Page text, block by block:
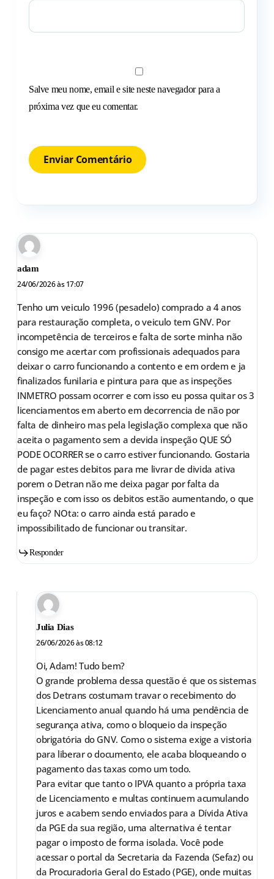
adam
24/06/2026 às 17:07
Tenho um veiculo 1996 (pesadelo) comprado a 4 anos
para restauração completa, o veiculo tem GNV. Por
incompetência de terceiros e falta de sorte minha não
consigo me acertar com profissionais adequados para
deixar o carro funcionando a contento e em ordem e ja
finalizados funilaria e pintura para que as inspeções
INMETRO possam ocorrer e com isso eu possa quitar os 3
licenciamentos em aberto em decorrencia de não por
falta de dinheiro mas pela legislação complexa que não
aceita o pagamento sem a devida inspeção QUE SÓ
PODE OCORRER se o carro estiver funcionando. Gostaria
de pagar estes debitos para me livrar de divida ativa
porem o Detran não me deixa pagar por falta da
inspeção e com isso os debitos estão aumentando, o que
eu faço? NOta: o carro ainda está parado e
impossibilitado de funcionar ou transitar.
Responder
Julia Dias
26/06/2026 às 08:12
Oi, Adam! Tudo bem?
O grande problema dessa questão é que os sistemas
dos Detrans costumam travar o recebimento do
Licenciamento anual quando há uma pendência de
segurança ativa, como o bloqueio da inspeção
obrigatória do GNV. Como o sistema exige a vistoria
para liberar o documento, ele acaba bloqueando o
pagamento das taxas como um todo.
Para evitar que tanto o IPVA quanto a própria taxa
de Licenciamento e multas continuem acumulando
juros e acabem sendo enviados para a Dívida Ativa
da PGE da sua região, uma alternativa é tentar
pagar o imposto de forma isolada. Você pode
acessar o portal da Secretaria da Fazenda (Sefaz) ou
da Procuradoria Geral do Estado (PGE), onde muitas
Salve meu nome, email e site neste navegador para a
próxima vez que eu comentar.